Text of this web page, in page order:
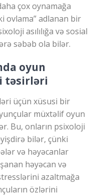
çox oynamağa
ovlama” adlanan bir
asılılığa və sosial
səbəb ola bilər.
oyun
təsirləri
üçün xüsusi bir
müxtəlif oyun
Bu, onların psixoloji
bilər, çünki
və həyəcanlar
həyəcan və
azaltmağa
özlərini